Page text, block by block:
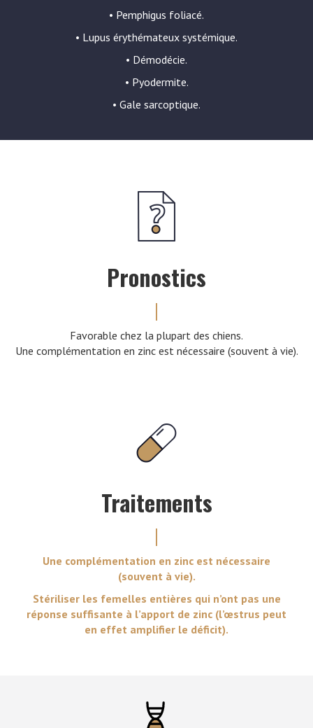
• Pemphigus foliacé.
• Lupus érythémateux systémique.
• Démodécie.
• Pyodermite.
• Gale sarcoptique.
Pronostics
Favorable chez la plupart des chiens.
Une complémentation en zinc est nécessaire (souvent à vie).
Traitements
Une complémentation en zinc est nécessaire
(souvent à vie).
Stériliser les femelles entières qui n’ont pas une
réponse suffisante à l’apport de zinc (l’œstrus peut
en effet amplifier le déficit).